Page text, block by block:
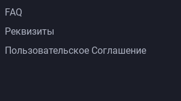
FAQ
Реквизиты
Пользовательское Соглашение